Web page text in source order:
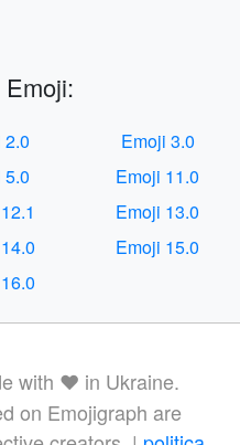
2.0
Emoji 3.0
5.0
Emoji 11.0
Emoji 13.0
Emoji 15.0
with ❤️ in Ukraine.
on Emojigraph are